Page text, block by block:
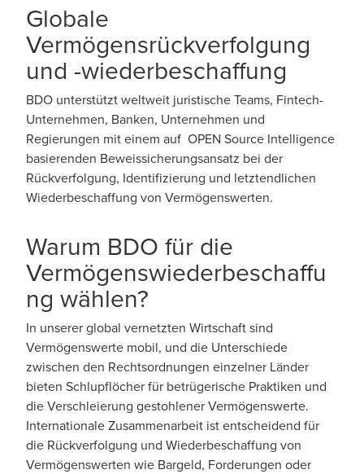
Globale
Vermögensrückverfolgung
und -wiederbeschaffung
BDO unterstützt weltweit juristische Teams, Fintech-
Unternehmen, Banken, Unternehmen und
Regierungen mit einem auf OPEN Source Intelligence
basierenden Beweissicherungsansatz bei der
Rückverfolgung, Identifizierung und letztendlichen
Wiederbeschaffung von Vermögenswerten.
Warum BDO für die
Vermögenswiederbeschaffu
ng wählen?
In unserer global vernetzten Wirtschaft sind
Vermögenswerte mobil, und die Unterschiede
zwischen den Rechtsordnungen einzelner Länder
bieten Schlupflöcher für betrügerische Praktiken und
die Verschleierung gestohlener Vermögenswerte.
Internationale Zusammenarbeit ist entscheidend für
die Rückverfolgung und Wiederbeschaffung von
Vermögenswerten wie Bargeld, Forderungen oder